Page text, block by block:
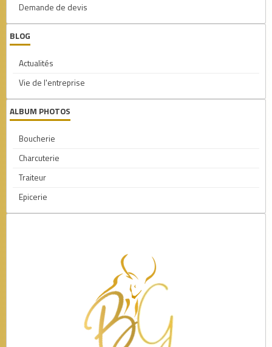
Demande de devis
BLOG
Actualités
Vie de l'entreprise
ALBUM PHOTOS
Boucherie
Charcuterie
Traiteur
Epicerie